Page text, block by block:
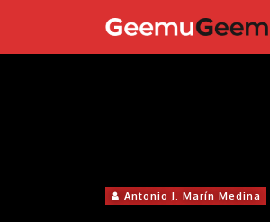
Antonio J. Marín Medina